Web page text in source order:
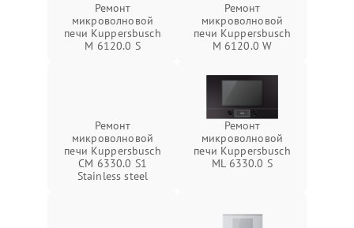
Ремонт
микроволновой
печи Kuppersbusch
M 6120.0 S
Ремонт
микроволновой
печи Kuppersbusch
M 6120.0 W
Ремонт
микроволновой
печи Kuppersbusch
CM 6330.0 S1
Stainless steel
Ремонт
микроволновой
печи Kuppersbusch
ML 6330.0 S